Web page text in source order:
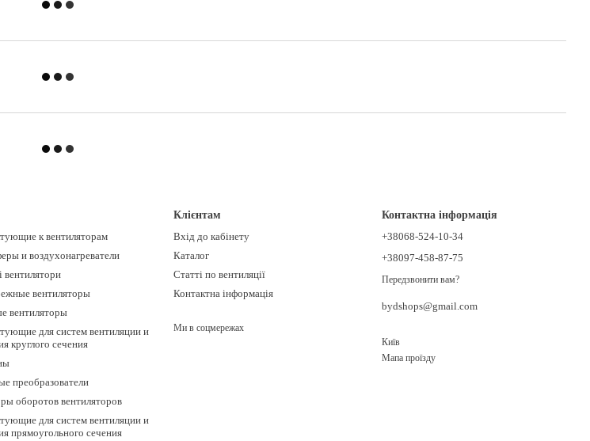
к вентиляторам
и воздухонагреватели
вентилятори
вентиляторы
вентиляторы
для систем вентиляции и
круглого сечения
преобразователи
оборотов вентиляторов
для систем вентиляции и
прямоугольного сечения
Клієнтам
Вхід до кабінету
Каталог
Статті по вентиляції
Контактна інформація
Ми в соцмережах
Контактна інформація
+38068-524-10-34
+38097-458-87-75
Передзвонити вам?
bydshops@gmail.com
Київ
Мапа проїзду